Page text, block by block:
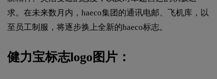
求。在未来数月内，haeco集团的通讯电邮、飞机库，以
至员工制服，将逐步换上全新的haeco标志。
健力宝标志logo图片：